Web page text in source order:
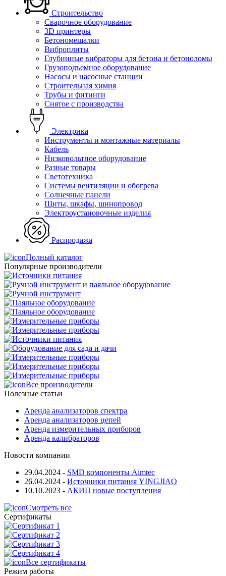
Строительство
Сварочное оборудование
3D принтеры
Бетономешалки
Виброплиты
Глубинные вибраторы для бетона и бетоноломы
Грузоподъемное оборудование
Насосы и насосные станции
Строительная химия
Трубы и фитинги
Снятое с производства
Электрика
Инструменты и монтажные материалы
Кабель
Низковольтное оборудование
Разные товары
Светотехника
Системы вентиляции и обогрева
Солнечные панели
Щиты, шкафы, шинопровод
Электроустановочные изделия
Распродажа
Полный каталог
Популярные производители
Все производители
Полезные статьи
Аренда анализаторов спектра
Аренда анализаторов цепей
Аренда измерительных приборов
Аренда калибраторов
Новости компании
29.04.2024 - SMD компоненты Aimtec
26.04.2024 - Источники питания YINGJIAO
10.10.2023 - АКИП новые поступления
Смотреть все
Сертификаты
Все сертификаты
Режим работы